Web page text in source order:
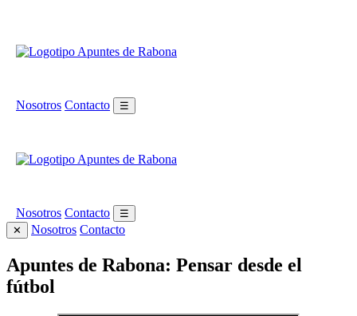
Nosotros Contacto ☰
Nosotros Contacto
☰
✕
Nosotros Contacto
Apuntes de Rabona: Pensar desde el
fútbol